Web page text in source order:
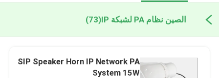
الصين نظام PA لشبكة IP (73)
SIP Speaker Horn IP Network PA
System 15W